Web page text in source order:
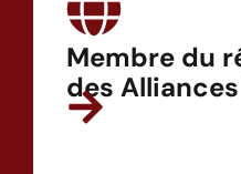
Membre du
des